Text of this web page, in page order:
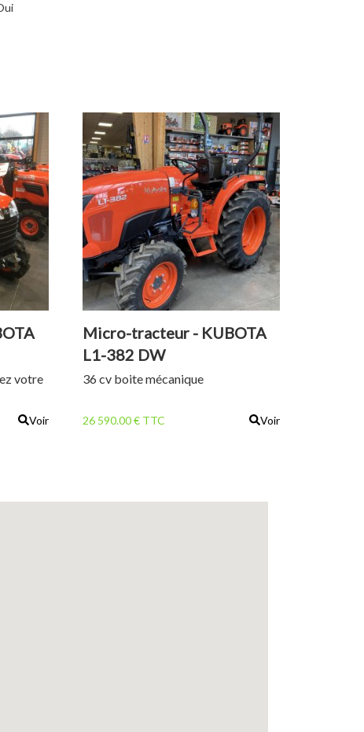
votre
-
Voir
Micro-tracteur - KUBOTA
L1-382 DW
36 cv boite mécanique
26 590.00 € TTC Voir